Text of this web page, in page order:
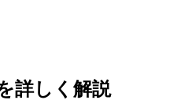
詳しく解説